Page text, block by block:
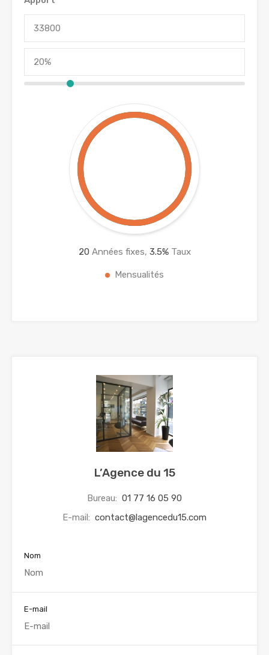
20 Années fixes, 3.5%Taux
Mensualités
L’Agence du 15
Bureau: 01 77 16 05 90
E-mail: contact@lagencedu15.com
Nom
E-mail